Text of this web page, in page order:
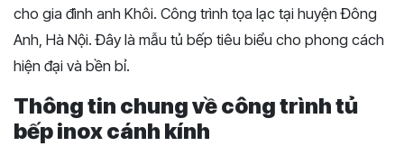
cho gia đình anh Khôi. Công trình tọa lạc tại huyện Đông
Anh, Hà Nội. Đây là mẫu tủ bếp tiêu biểu cho phong cách
hiện đại và bền bỉ.
Thông tin chung về công trình tủ
bếp inox cánh kính